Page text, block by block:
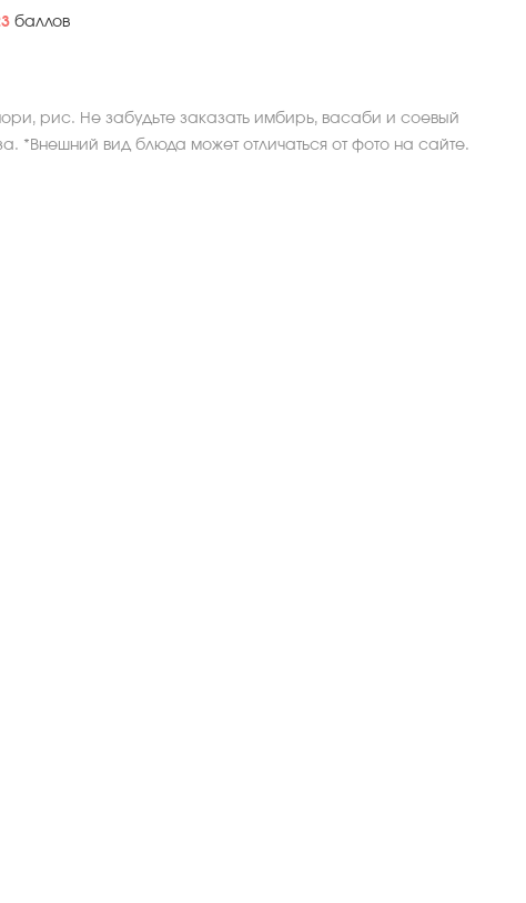
баллов
рис. Не забудьте заказать имбирь, васаби и соевый
*Внешний вид блюда может отличаться от фото на сайте.